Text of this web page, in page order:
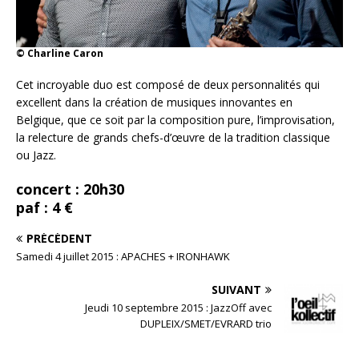
© Charline Caron
Cet incroyable duo est composé de deux personnalités qui
excellent dans la création de musiques innovantes en
Belgique, que ce soit par la composition pure, l’improvisation,
la relecture de grands chefs-d’œuvre de la tradition classique
ou Jazz.
concert : 20h30
paf : 4 €
PRÉCÉDENT
Samedi 4 juillet 2015 : APACHES + IRONHAWK
SUIVANT
Jeudi 10 septembre 2015 : JazzOff avec
DUPLEIX/SMET/EVRARD trio